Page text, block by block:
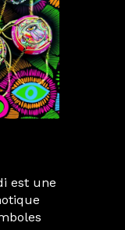
est une